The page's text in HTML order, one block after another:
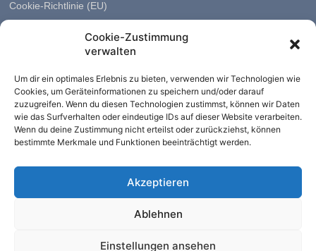
Cookie-Zustimmung
verwalten
Um dir ein optimales Erlebnis zu bieten, verwenden wir Technologien wie
Cookies, um Geräteinformationen zu speichern und/oder darauf
zuzugreifen. Wenn du diesen Technologien zustimmst, können wir Daten
wie das Surfverhalten oder eindeutige IDs auf dieser Website verarbeiten.
Wenn du deine Zustimmung nicht erteilst oder zurückziehst, können
bestimmte Merkmale und Funktionen beeinträchtigt werden.
Akzeptieren
Ablehnen
Einstellungen ansehen
Cookie-Richtlinie (EU)